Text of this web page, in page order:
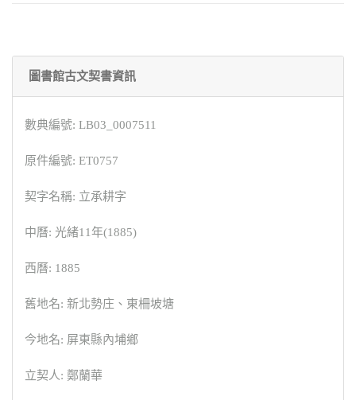
圖書館古文契書資訊
數典編號: LB03_0007511
原件編號: ET0757
契字名稱: 立承耕字
中曆: 光緒11年(1885)
西曆: 1885
舊地名: 新北勢庄、東柵坡塘
今地名: 屏東縣內埔鄉
立契人: 鄭蘭華